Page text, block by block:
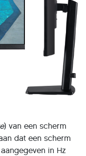
) van een scherm
dat een scherm
in Hz